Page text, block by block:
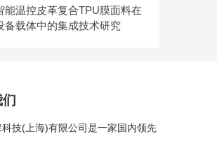
能温控皮革复合TPU膜面料在
备载体中的集成技术研究
技(上海)有限公司是一家国内领先